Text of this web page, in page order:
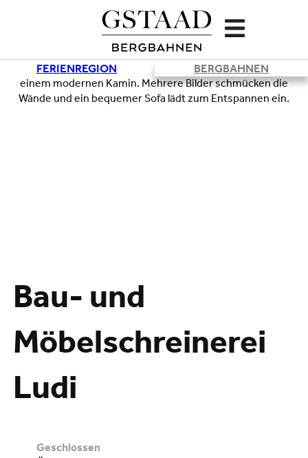
FERIENREGION BERGBAHNEN
Lade
Bau- und
Möbelschreinerei
Ludi
geschlossen